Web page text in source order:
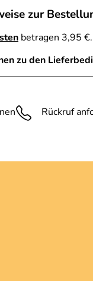
F Hornet BJ
zur
betragen 3,95 €.
zu den
Rückruf